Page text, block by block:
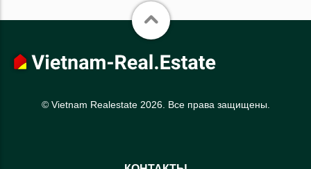
© Vietnam Realestate 2026. Все права защищены.